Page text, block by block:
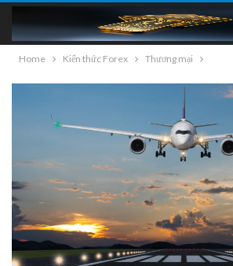
Home Kiến thức Forex Thương mại